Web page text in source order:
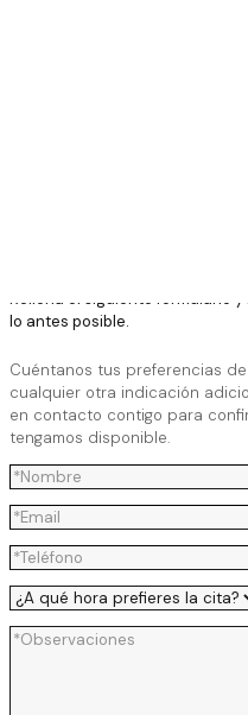
Rellena el siguiente formulario
lo antes posible.
Cuéntanos tus preferencias
cualquier otra indicación
en contacto contigo para
tengamos disponible.